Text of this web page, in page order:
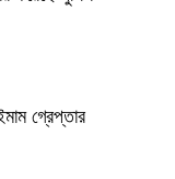
গ্রেপ্তার